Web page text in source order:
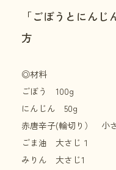
「ごぼうとにん
方
◎材料
ごぼう 100g
にんじん 50g
赤唐辛子(輪切り） 小
ごま油 大さじ１
みりん 大さじ1